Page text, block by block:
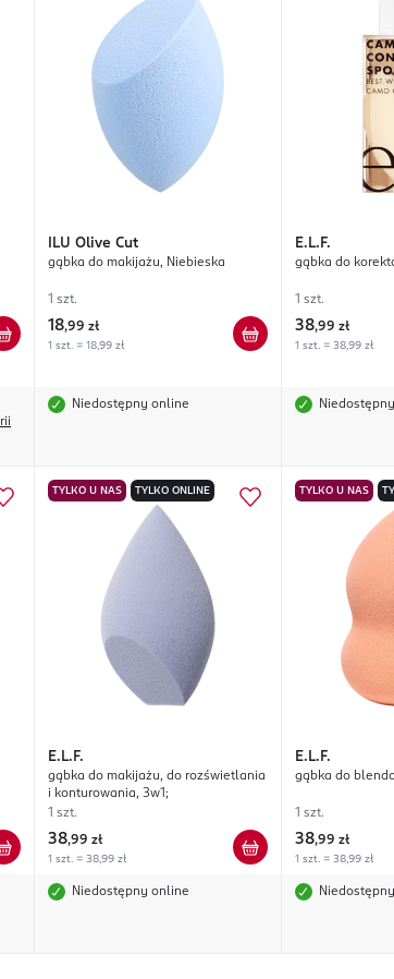
ILU Olive Cut
gąbka do makijażu, Niebieska
1 szt.
18,99 zł
1 szt. = 18,99 zł
Niedostępny online
E.L.F.
gąbka do
1 szt.
38,99 zł
1 szt. = 38,99 zł
TYLKO U NAS TYLKO ONLINE
E.L.F.
gąbka do makijażu, do rozświetlania
i konturowania, 3w1;
1 szt.
38,99 zł
1 szt. = 38,99 zł
Niedostępny online
TYLKO U NAS
E.L.F.
gąbka do
1 szt.
38,99 zł
1 szt. = 38,99 zł